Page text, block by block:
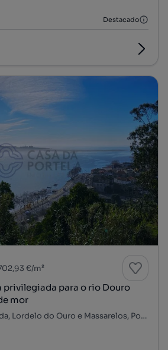
Destacado
€/m²
privilegiada para o rio Douro
mor
Rua Arrábida, Arrábida, Lordelo do Ouro e Massarelos, Porto, Porto